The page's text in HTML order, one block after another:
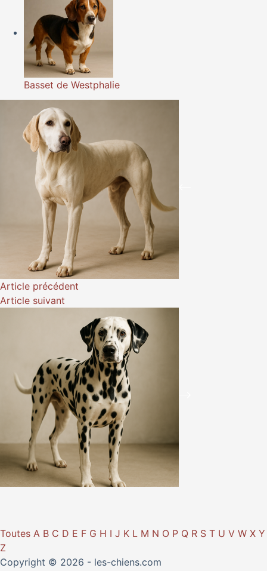
Basset de Westphalie
Article précédent
Article suivant
Toutes A B C D E F G H I J K L M N O P Q R S T U V W X Y
Z
Copyright © 2026 - les-chiens.com